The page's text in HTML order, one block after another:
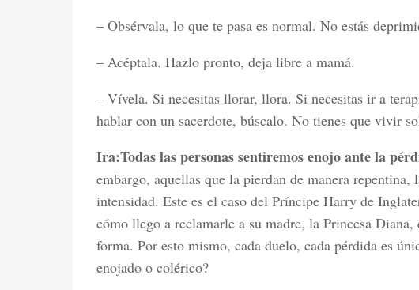
– Obsérvala, lo que te pasa es normal. No estás
– Acéptala. Hazlo pronto, deja libre a mamá.
– Vívela. Si necesitas llorar, llora. Si necesitas ir a
hablar con un sacerdote, búscalo. No tienes que vivir
Ira:Todas las personas sentiremos enojo ante la
embargo, aquellas que la pierdan de manera repentina,
intensidad. Este es el caso del Príncipe Harry de
cómo llego a reclamarle a su madre, la Princesa Diana,
forma. Por esto mismo, cada duelo, cada pérdida es
enojado o colérico?